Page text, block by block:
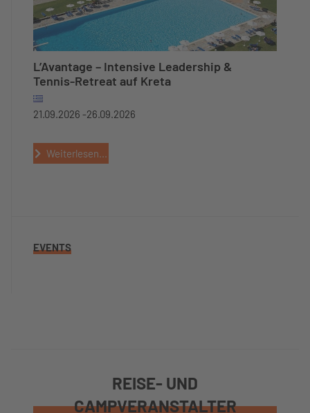
L’Avantage – Intensive Leadership &
Tennis-Retreat auf Kreta
21.09.2026 -26.09.2026
Weiterlesen...
EVENTS
REISE- UND
CAMPVERANSTALTER